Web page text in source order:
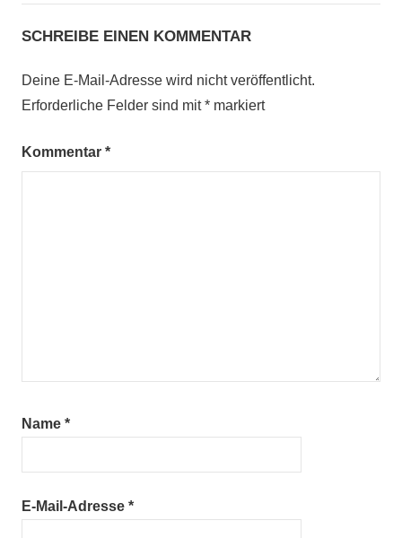
SCHREIBE EINEN KOMMENTAR
Deine E-Mail-Adresse wird nicht veröffentlicht.
Erforderliche Felder sind mit* markiert
Kommentar *
Name *
E-Mail-Adresse *